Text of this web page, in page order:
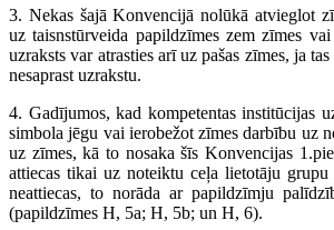
3. Nekas šajā Konvencijā nolūkā atvieglot
uz taisnstūrveida papildzīmes zem zīmes
uzraksts var atrasties arī uz pašas zīmes, ja
nesaprast uzrakstu.
4. Gadījumos, kad kompetentas institūcijas
simbola jēgu vai ierobežot zīmes darbību uz
uz zīmes, kā to nosaka šīs Konvencijas
attiecas tikai uz noteiktu ceļa lietotāju
neattiecas, to norāda ar papildzīmju
(papildzīmes H, 5a; H, 5b; un H, 6).